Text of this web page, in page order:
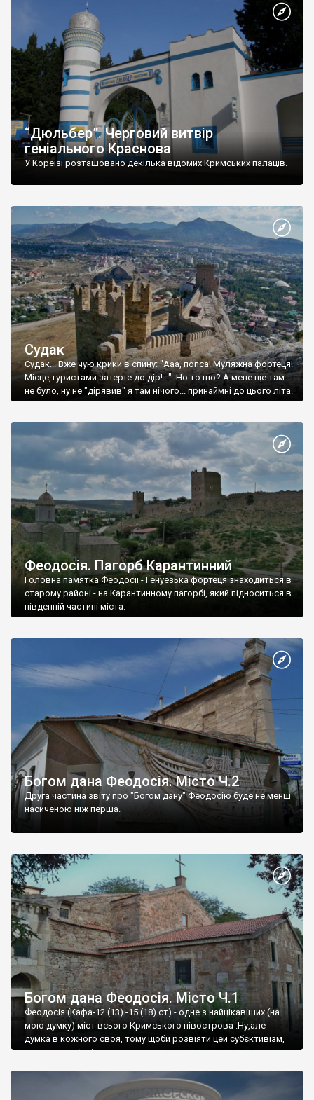
“Дюльбер”. Черговий витвір
геніального Краснова
У Кореїзі розташовано декілька відомих Кримських палаців.
Судак
Судак... Вже чую крики в спину: "Ааа, попса! Муляжна фортеця!
Місце,туристами затерте до дір!..." Но то шо? А мене ще там
не було, ну не "дірявив" я там нічого... принаймні до цього літа.
Феодосія. Пагорб Карантинний
Головна памятка Феодосії - Генуезька фортеця знаходиться в
старому районі - на Карантинному пагорбі, який підноситься в
південній частині міста.
Богом дана Феодосія. Місто Ч.2
Друга частина звіту про "Богом дану" Феодосію буде не менш
насиченою ніж перша.
Богом дана Феодосія. Місто Ч.1
Феодосія (Кафа-12 (13) -15 (18) ст) - одне з найцікавіших (на
мою думку) міст всього Кримського півострова .Ну,але
думка в кожного своя, тому щоби розвіяти цей субєктивізм,
запрошую відвідати це